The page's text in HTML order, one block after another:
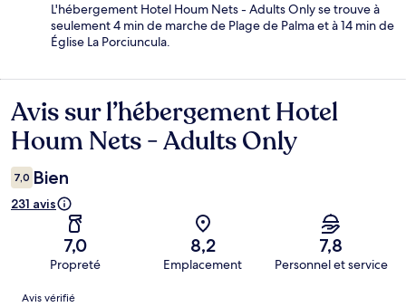
L'hébergement Hotel Houm Nets - Adults Only se trouve à
seulement 4 min de marche de Plage de Palma et à 14 min de
Église La Porciuncula.
Avis
Avis sur l’hébergement Hotel
Houm Nets - Adults Only
7,0 Bien
231 avis
7,0
Propreté
8,2
Emplacement
7,8
Personnel et service
Avis
Avis vérifié